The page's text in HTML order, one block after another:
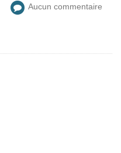
Aucun commentaire